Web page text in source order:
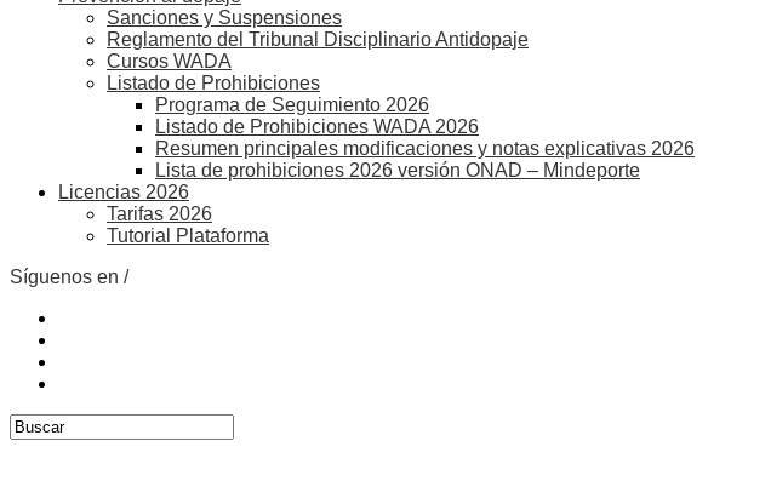
Sanciones y Suspensiones
Reglamento del Tribunal Disciplinario Antidopaje
Cursos WADA
Listado de Prohibiciones
Programa de Seguimiento 2026
Listado de Prohibiciones WADA 2026
Resumen principales modificaciones y notas explicativas 2026
Lista de prohibiciones 2026 versión ONAD – Mindeporte
Licencias 2026
Tarifas 2026
Tutorial Plataforma
Síguenos en /